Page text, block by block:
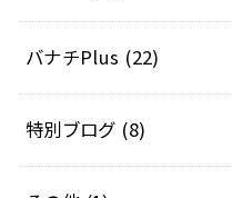
バナチPlus (22)
特別ブログ (8)